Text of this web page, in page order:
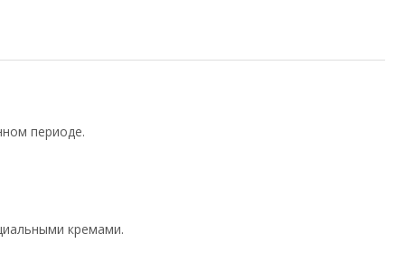
периоде.
кремами.